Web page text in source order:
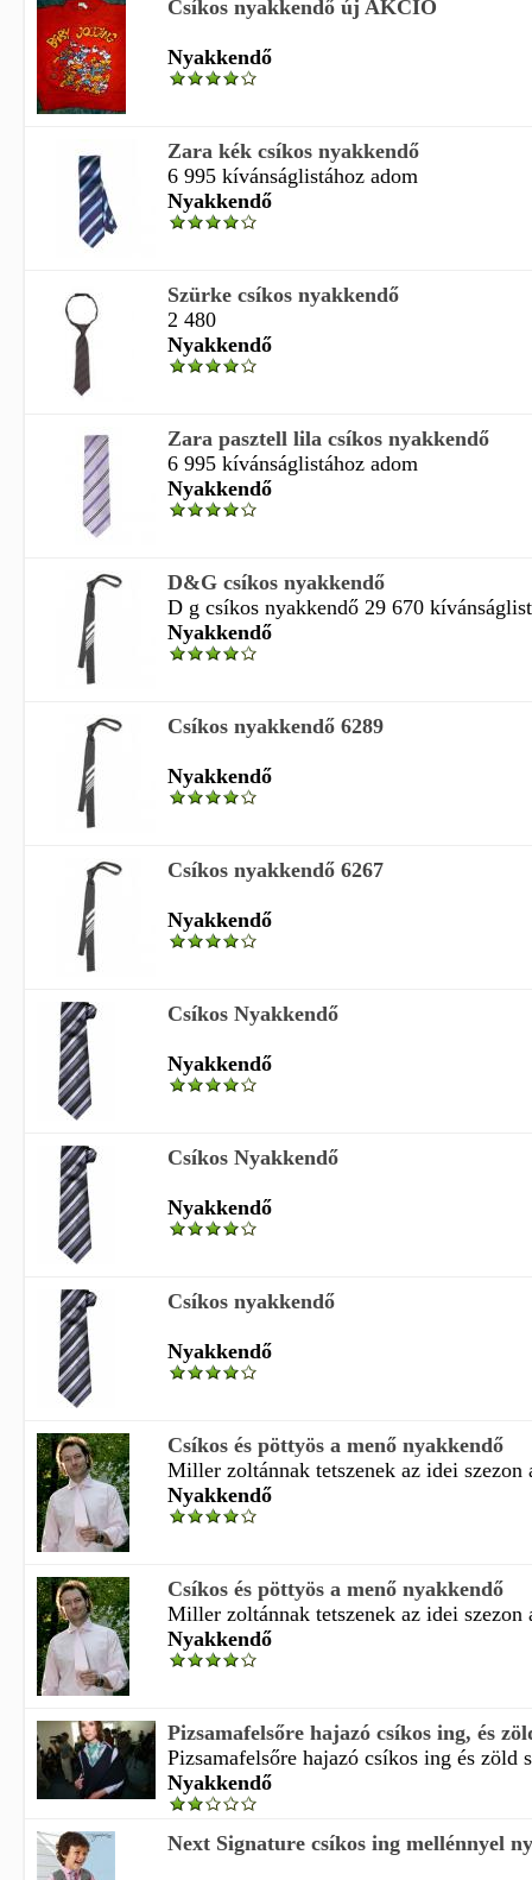
Csíkos nyakkendő új AKCIÓ
Nyakkendő
Zara kék csíkos nyakkendő
6 995 kívánságlistához adom
Nyakkendő
Szürke csíkos nyakkendő
2 480
Nyakkendő
Zara pasztell lila csíkos nyakkendő
6 995 kívánságlistához adom
Nyakkendő
D&G csíkos nyakkendő
D g csíkos nyakkendő 29 670
Nyakkendő
Csíkos nyakkendő 6289
Nyakkendő
Csíkos nyakkendő 6267
Nyakkendő
Csíkos Nyakkendő
Nyakkendő
Csíkos Nyakkendő
Nyakkendő
Csíkos nyakkendő
Nyakkendő
Csíkos és pöttyös a menő nyakkendő
Miller zoltánnak tetszenek az idei szezon
Nyakkendő
Csíkos és pöttyös a menő nyakkendő
Miller zoltánnak tetszenek az idei szezon
Nyakkendő
Pizsamafelsőre hajazó csíkos ing, és
Pizsamafelsőre hajazó csíkos ing és zöld
Nyakkendő
Next Signature csíkos ing mellénnyel